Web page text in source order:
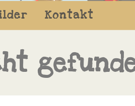
Kontakt